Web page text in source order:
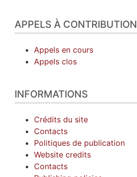
APPELS À CONTRIBUTION
Appels en cours
Appels clos
INFORMATIONS
Crédits du site
Contacts
Politiques de publication
Website credits
Contacts